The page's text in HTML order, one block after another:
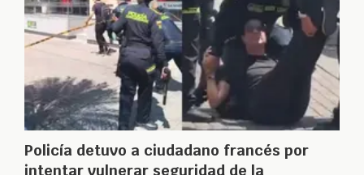
Policía detuvo a ciudadano francés por
intentar vulnerar seguridad de la